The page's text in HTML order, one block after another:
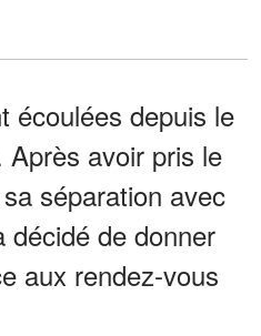
écoulées depuis le
avoir pris le
séparation avec
décidé de donner
aux rendez-vous